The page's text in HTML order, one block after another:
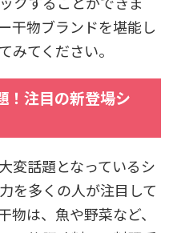
干物ブランドを堪能し
みてください。
！注目の新登場シ
変話題となっているシ
を多くの人が注目して
物は、魚や野菜など、